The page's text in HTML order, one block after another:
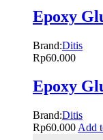
Epoxy
Brand:Ditis
Rp60.000
Epoxy
Brand:Ditis
Rp60.000 Add